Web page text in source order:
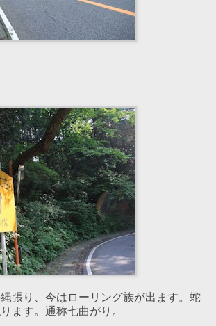
張り、今はローリング族が出ます。蛇
ます。通称七曲がり。